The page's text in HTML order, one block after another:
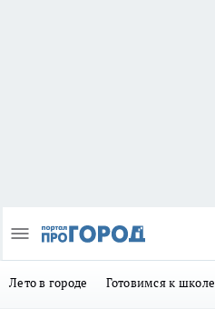
Лето в городе Готовимся к школе